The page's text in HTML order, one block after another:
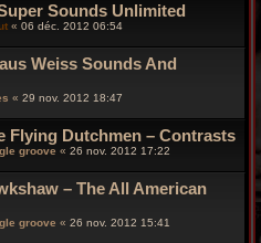
Sounds Unlimited
« 06 déc. 2012 06:54
Weiss Sounds And
« 29 nov. 2012 18:47
Flying Dutchmen – Contrasts
groove « 26 nov. 2012 17:22
– The All American
groove « 26 nov. 2012 15:41